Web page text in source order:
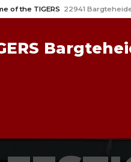
of the TIGERS 22941